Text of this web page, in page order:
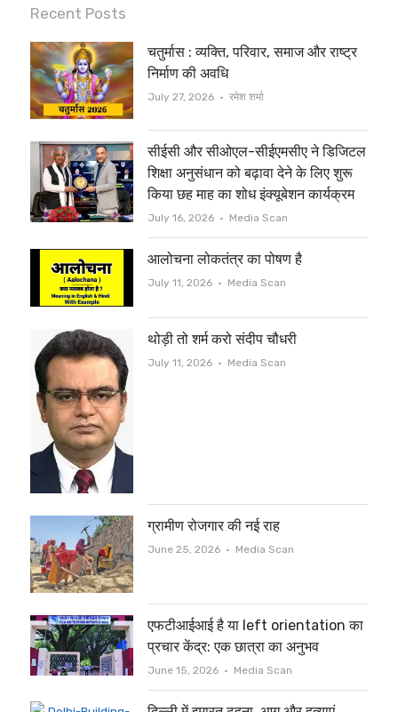
i
t
t
e
r
c
e
b
o
o
k
Recent Posts
चतुर्मास : व्यक्ति, परिवार, समाज और राष्ट्र
निर्माण की अवधि
July 27, 2026 Author
रमेश शर्मा
सीईसी और सीओएल-सीईएमसीए ने डिजिटल
शिक्षा अनुसंधान को बढ़ावा देने के लिए शुरू
किया छह माह का शोध इंक्यूबेशन कार्यक्रम
July 16, 2026 Author
Media Scan
आलोचना लोकतंत्र का पोषण है
July 11, 2026 Author
Media Scan
थोड़ी तो शर्म करो संदीप चौधरी
July 11, 2026 Author
Media Scan
ग्रामीण रोजगार की नई राह
June 25, 2026 Author
Media Scan
एफटीआईआई है या left orientation का
प्रचार केंद्र: एक छात्रा का अनुभव
June 15, 2026 Author
Media Scan